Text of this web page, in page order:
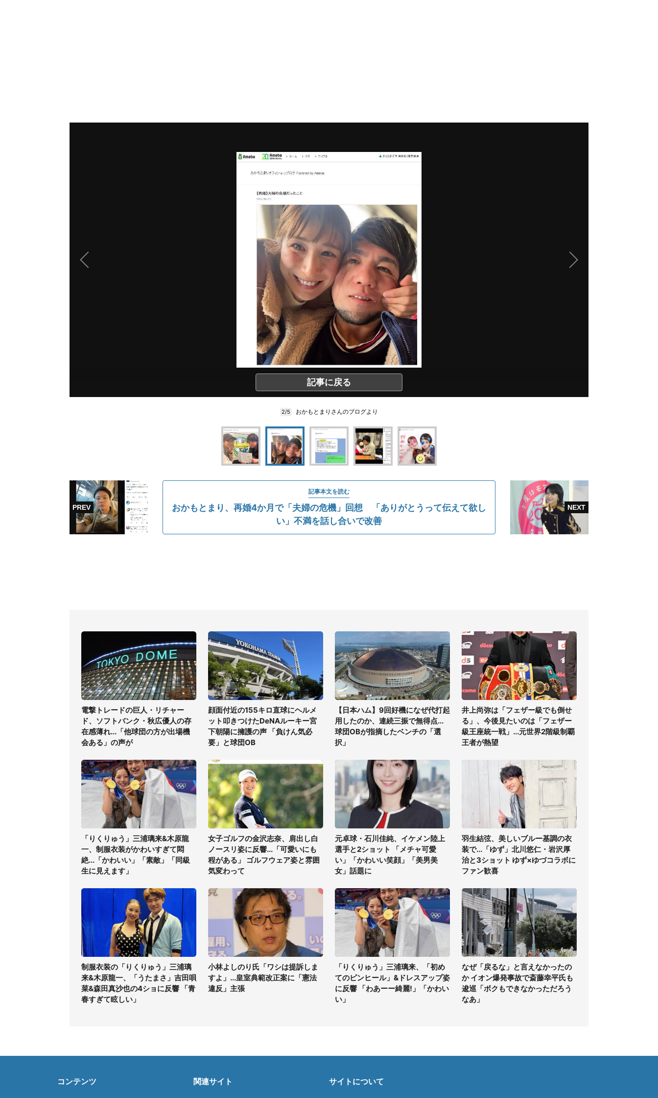
記事に戻る
2/5 おかもとまりさんのブログより
記事本文を読む
おかもとまり、再婚4か月で「夫婦の危機」回想 「ありがとうって伝えて欲し
い」不満を話し合いで改善
電撃トレードの巨人・リチャー
ド、ソフトバンク・秋広優人の存
在感薄れ...「他球団の方が出場機
会ある」の声が
顔面付近の155キロ直球にヘルメ
ット叩きつけたDeNAルーキー宮
下朝陽に擁護の声 「負けん気必
要」と球団OB
【日本ハム】9回好機になぜ代打起
用したのか、連続三振で無得点...
球団OBが指摘したベンチの「選
択」
井上尚弥は「フェザー級でも倒せ
る」、今後見たいのは「フェザー
級王座統一戦」...元世界2階級制覇
王者が熱望
「りくりゅう」三浦璃来&木原龍
一、制服衣装がかわいすぎて悶
絶...「かわいい」「素敵」「同級
生に見えます」
女子ゴルフの金沢志奈、肩出し白
ノースリ姿に反響...「可愛いにも
程がある」 ゴルフウェア姿と雰囲
気変わって
元卓球・石川佳純、イケメン陸上
選手と2ショット 「メチャ可愛
い」「かわいい笑顔」「美男美
女」話題に
羽生結弦、美しいブルー基調の衣
装で...「ゆず」北川悠仁・岩沢厚
治と3ショット ゆず×ゆづコラボに
ファン歓喜
制服衣装の「りくりゅう」三浦璃
来&木原龍一、「うたまさ」吉田唄
菜&森田真沙也の4ショに反響 「青
春すぎて眩しい」
小林よしのり氏「ワシは提訴しま
すよ」...皇室典範改正案に「憲法
違反」主張
「りくりゅう」三浦璃来、「初め
てのピンヒール」&ドレスアップ姿
に反響 「わあーー綺麗!」「かわい
い」
なぜ「戻るな」と言えなかったの
か イオン爆発事故で斎藤幸平氏も
逡巡「ボクもできなかっただろう
なあ」
コンテンツ 関連サイト サイトについて